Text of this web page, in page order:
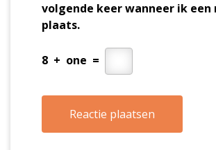
volgende keer wanneer ik een
plaats.
8 + one =